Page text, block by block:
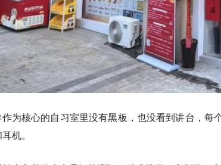
为核心的自习室里没有黑板，也没看到讲台，每
机。